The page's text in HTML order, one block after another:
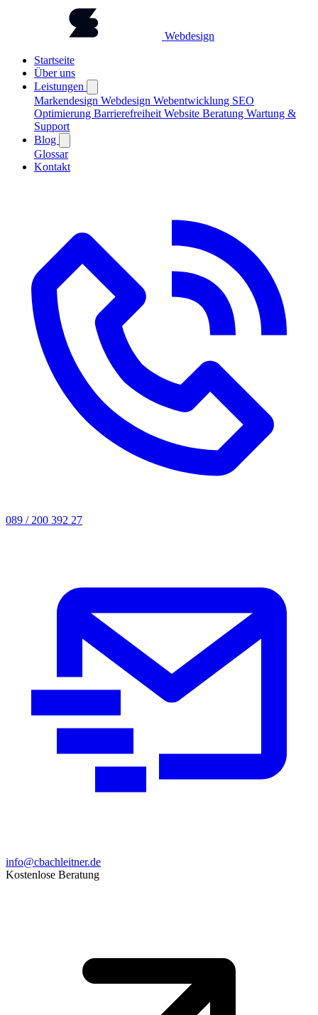
Webdesign
Startseite
Über uns
Leistungen
Markendesign Webdesign Webentwicklung SEO
Optimierung Barrierefreiheit Website Beratung Wartung &
Support
Blog
Glossar
Kontakt
089 / 200 392 27
info@cbachleitner.de
Kostenlose Beratung